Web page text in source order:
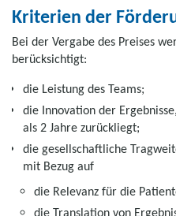
Kriterien der
Bei der Vergabe des Preises
berücksichtigt:
die Leistung des Teams;
die Innovation der
als 2 Jahre zurückliegt;
die gesellschaftliche
mit Bezug auf
die Relevanz für die
die Translation von